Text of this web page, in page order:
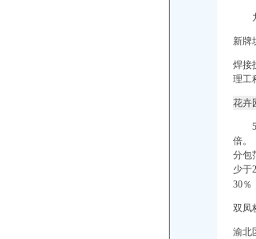
渝北区兴隆镇龙平等（2）个村土地整理项目确定招标代理机
重庆鹏鑫财务咨询有限公司两路分公司联系方式_信用报告_工
九
新牌
焊接
理工
花
5.
倍。
分包
少于
30％
双凤
渝